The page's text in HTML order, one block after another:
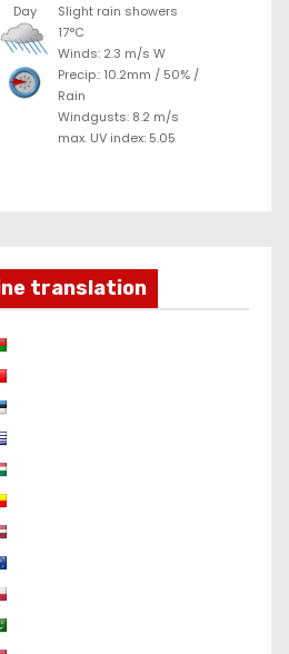
Day
Slight rain showers
17°C
Winds: 2.3 m/s W
Precip.: 10.2mm / 50% /
Rain
Windgusts: 8.2 m/s
max. UV index: 5.05
translation